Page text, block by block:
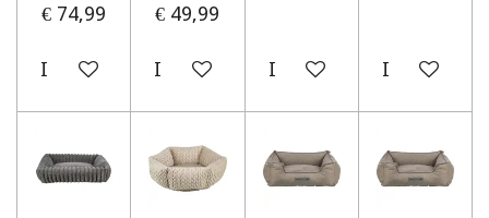
€ 74,99
In winkelwagen
€ 49,99
In winkelwagenIn winkelwagen
In